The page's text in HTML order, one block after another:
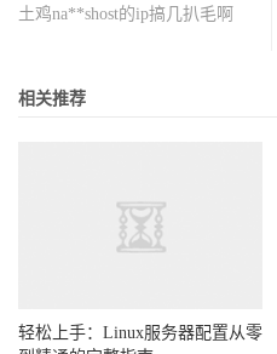
土鸡na**shost的ip搞几扒毛啊
相关推荐
轻松上手：Linux服务器配置从零